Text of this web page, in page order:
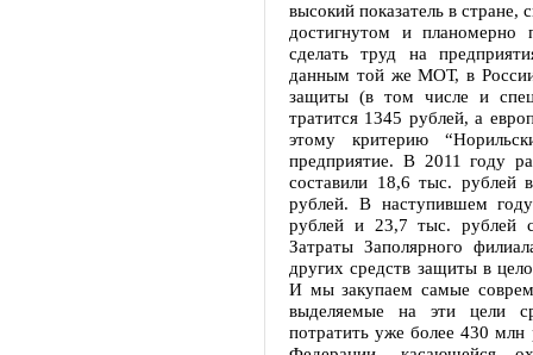
высокий показатель в
достигнутом и планомерно
сделать труд на
данным той же МОТ, в России
защиты (в том числе и
тратится 1345 рублей, а
этому критерию
предприятие. В 2011 году
составили 18,6 тыс. рублей
рублей. В наступившем
рублей и 23,7 тыс. рублей
Затраты Заполярного
других средств защиты в
И мы закупаем самые
выделяемые на эти цели
потратить уже более 430 млн